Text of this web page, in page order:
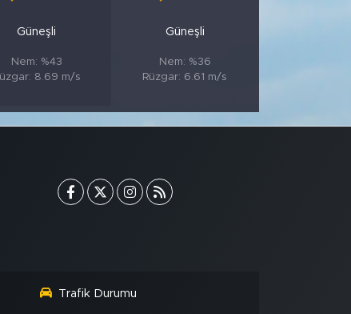
Güneşli
Nem: %43
8.69 m/s
Güneşli
Nem: %36
Rüzgar: 6.61 m/s
Trafik Durumu